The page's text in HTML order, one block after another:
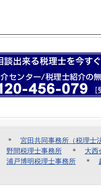
＊ 宮田共同事務所（税理士
野間税理士事務所 ＊ 大西
浦戸博明税理士事務所 ＊